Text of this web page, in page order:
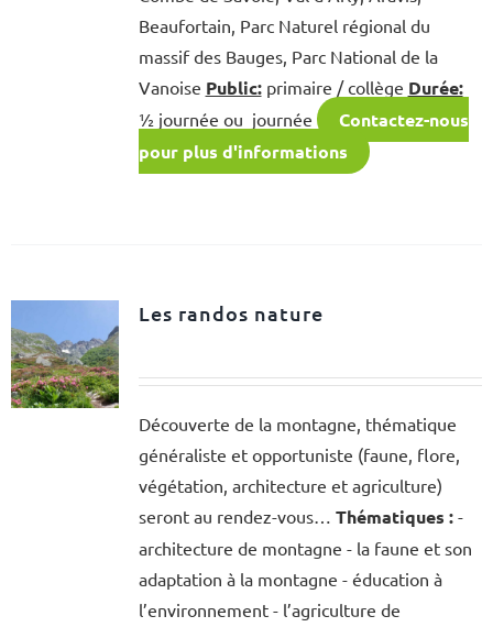
Beaufortain, Parc Naturel régional du
massif des Bauges, Parc National de la
Vanoise Public:primaire / collège Durée:
½ journée ou journée
Contactez-nous
pour plus d'informations
Les randos nature
Découverte de la montagne, thématique
généraliste et opportuniste (faune, flore,
végétation, architecture et agriculture)
seront au rendez-vous… Thématiques :-
architecture de montagne - la faune et son
adaptation à la montagne - éducation à
l’environnement - l’agriculture de